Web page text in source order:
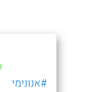
#אנונימי